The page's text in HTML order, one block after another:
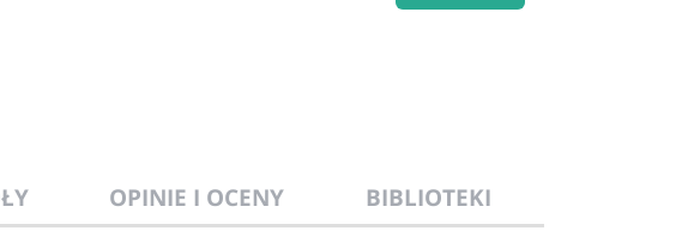
OPINIE I OCENY BIBLIOTEKI